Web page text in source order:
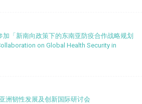
加「新南向政策下的东南亚防疫合作战略规划
on Global Health Security in
洲韧性发展及创新国际研讨会